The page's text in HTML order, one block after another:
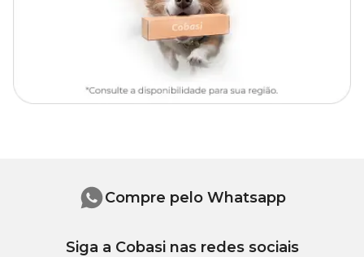
Uso externo, para aplicação direta sobre a pele dos animais. Retirar
a tampa da bisnaga, afastar os pelos do animal na região entre a
nuca e a base do pescoço aplicar todo o conteúdo diretamente
sobre a pele seca. Não se recomenda o fracionamento do produto.
0,67 mL/cão
Compre pelo Whatsapp
Siga a Cobasi nas redes sociais